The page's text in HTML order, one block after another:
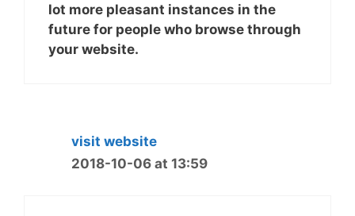
lot more pleasant instances in the
future for people who browse through
your website.
visit website
2018-10-06 at 13:59